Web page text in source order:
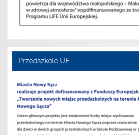
Przedszkole UE